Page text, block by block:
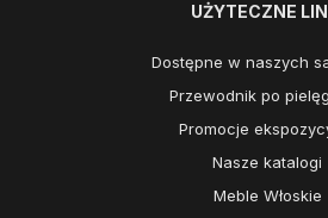
UŻYTECZNE
Dostępne w naszych
Przewodnik po
Promocje
Nasze katalogi
Meble Włoskie